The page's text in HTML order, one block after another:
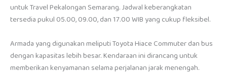
untuk Travel Pekalongan Semarang. Jadwal keberangkatan
tersedia pukul 05.00, 09.00, dan 17.00 WIB yang cukup fleksibel.
Armada yang digunakan meliputi Toyota Hiace Commuter dan bus
dengan kapasitas lebih besar. Kendaraan ini dirancang untuk
memberikan kenyamanan selama perjalanan jarak menengah.